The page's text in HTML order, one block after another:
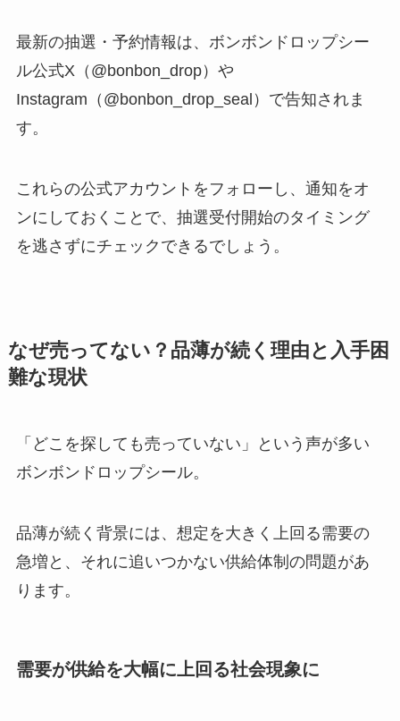
最新の抽選・予約情報は、ボンボンドロップシー
ル公式X（@bonbon_drop）や
Instagram（@bonbon_drop_seal）で告知されま
す。
これらの公式アカウントをフォローし、通知をオ
ンにしておくことで、抽選受付開始のタイミング
を逃さずにチェックできるでしょう。
なぜ売ってない？品薄が続く理由と入手困
難な現状
「どこを探しても売っていない」という声が多い
ボンボンドロップシール。
品薄が続く背景には、想定を大きく上回る需要の
急増と、それに追いつかない供給体制の問題があ
ります。
需要が供給を大幅に上回る社会現象に